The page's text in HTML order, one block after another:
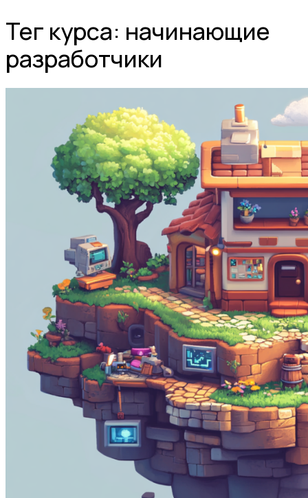
Тег курса: начинающие
разработчики